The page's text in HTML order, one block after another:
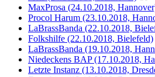
MaxProsa (24.10.2018,
Procol Harum (23.10.2018,
LaBrassBanda (22.10.2018,
Folkshilfe (22.10.2018, Bielefeld)
LaBrassBanda (19.10.2018,
Niedeckens BAP (17.10.2018,
Letzte Instanz (13.10.2018,